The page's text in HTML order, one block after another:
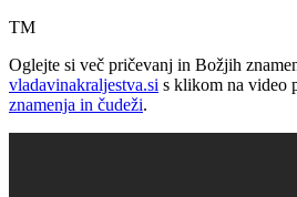
TM
Oglejte si več pričevanj in Božjih
vladavinakraljestva.si s klikom na video
znamenja in čudeži.